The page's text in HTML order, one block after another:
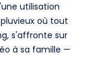
utilisation
où tout
s'affronte sur
à sa famille —